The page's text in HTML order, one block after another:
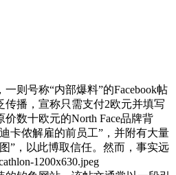
则号称“内部爆料”的Facebook帖
播，宣称只需支付2欧元并填写
数十欧元的North Face品牌背
卡侬解雇的前员工”，并附有大量
”，以此博取信任。然而，事实远